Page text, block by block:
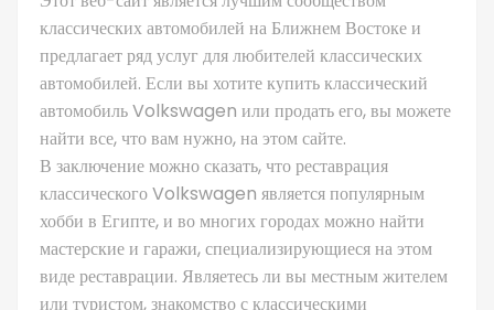
классических автомобилей на Ближнем Востоке и
предлагает ряд услуг для любителей классических
автомобилей. Если вы хотите купить классический
автомобиль Volkswagen или продать его, вы можете
найти все, что вам нужно, на этом сайте.
В заключение можно сказать, что реставрация
классического Volkswagen является популярным
хобби в Египте, и во многих городах можно найти
мастерские и гаражи, специализирующиеся на этом
виде реставрации. Являетесь ли вы местным жителем
или туристом, знакомство с классическими